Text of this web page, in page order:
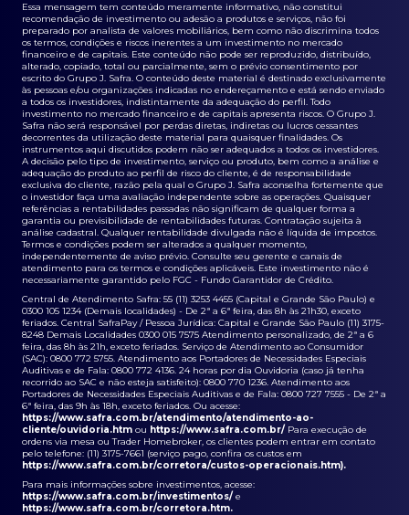
Essa mensagem tem conteúdo meramente informativo, não constitui
recomendação de investimento ou adesão a produtos e serviços, não foi
preparado por analista de valores mobiliários, bem como não discrimina todos
os termos, condições e riscos inerentes a um investimento no mercado
financeiro e de capitais. Este conteúdo não pode ser reproduzido, distribuído,
alterado, copiado, total ou parcialmente, sem o prévio consentimento por
escrito do Grupo J. Safra. O conteúdo deste material é destinado exclusivamente
às pessoas e/ou organizações indicadas no endereçamento e está sendo enviado
a todos os investidores, indistintamente da adequação do perfil. Todo
investimento no mercado financeiro e de capitais apresenta riscos. O Grupo J.
Safra não será responsável por perdas diretas, indiretas ou lucros cessantes
decorrentes da utilização deste material para quaisquer finalidades. Os
instrumentos aqui discutidos podem não ser adequados a todos os investidores.
A decisão pelo tipo de investimento, serviço ou produto, bem como a análise e
adequação do produto ao perfil de risco do cliente, é de responsabilidade
exclusiva do cliente, razão pela qual o Grupo J. Safra aconselha fortemente que
o investidor faça uma avaliação independente sobre as operações. Quaisquer
referências a rentabilidades passadas não significam de qualquer forma a
garantia ou previsibilidade de rentabilidades futuras. Contratação sujeita à
análise cadastral. Qualquer rentabilidade divulgada não é líquida de impostos.
Termos e condições podem ser alterados a qualquer momento,
independentemente de aviso prévio. Consulte seu gerente e canais de
atendimento para os termos e condições aplicáveis. Este investimento não é
necessariamente garantido pelo FGC - Fundo Garantidor de Crédito.
Central de Atendimento Safra: 55 (11) 3253 4455 (Capital e Grande São Paulo) e
0300 105 1234 (Demais localidades) - De 2ª a 6ª feira, das 8h às 21h30, exceto
feriados. Central SafraPay / Pessoa Jurídica: Capital e Grande São Paulo (11) 3175-
8248 Demais Localidades 0300 015 7575 Atendimento personalizado, de 2ª a 6
feira, das 8h às 21h, exceto feriados. Serviço de Atendimento ao Consumidor
(SAC): 0800 772 5755. Atendimento aos Portadores de Necessidades Especiais
Auditivas e de Fala: 0800 772 4136. 24 horas por dia Ouvidoria (caso já tenha
recorrido ao SAC e não esteja satisfeito): 0800 770 1236. Atendimento aos
Portadores de Necessidades Especiais Auditivas e de Fala: 0800 727 7555 - De 2ª a
6ª feira, das 9h às 18h, exceto feriados. Ou acesse:
https://www.safra.com.br/atendimento/atendimento-ao-
cliente/ouvidoria.htm ou https://www.safra.com.br/ Para execução de
ordens via mesa ou Trader Homebroker, os clientes podem entrar em contato
pelo telefone: (11) 3175-7661 (serviço pago, confira os custos em
https://www.safra.com.br/corretora/custos-operacionais.htm).
Para mais informações sobre investimentos, acesse:
https://www.safra.com.br/investimentos/ e
https://www.safra.com.br/corretora.htm.